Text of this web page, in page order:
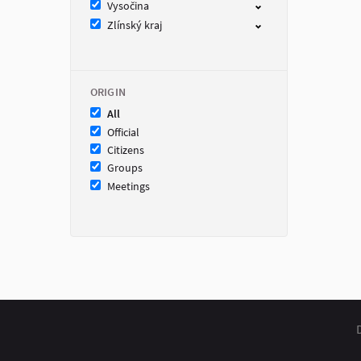
Vysočina
Zlínský kraj
ORIGIN
All
Official
Citizens
Groups
Meetings